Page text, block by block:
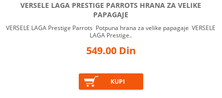
VERSELE LAGA PRESTIGE PARROTS HRANA ZA VELIKE
PAPAGAJE
VERSELE LAGA Prestige Parrots Potpuna hrana za velike papagaje VERSELE
LAGA Prestige..
549.00 Din